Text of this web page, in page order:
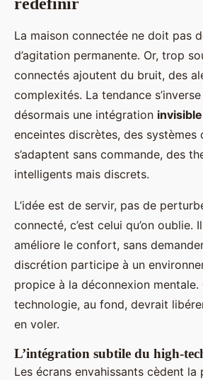
La maison connectée ne doit pas
d’agitation permanente. Or, trop
connectés ajoutent du bruit, des
complexités. La tendance
désormais une intégration invisible
enceintes discrètes, des systèmes
s’adaptent sans commande, des
intelligents mais discrets.
L’idée est de servir, pas de
connecté, c’est celui qu’on oublie.
améliore le confort, sans
discrétion participe à un
propice à la déconnexion mentale.
technologie, au fond, devrait
en voler.
L’intégration subtile du high-
Les écrans envahissants cèdent la